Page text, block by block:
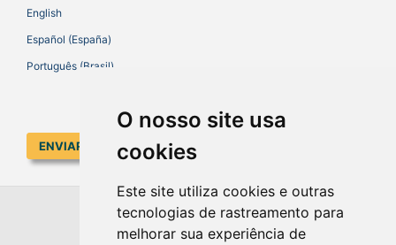
O nosso site usa
cookies
Este site utiliza cookies e outras
tecnologias de rastreamento para
melhorar sua experiência de
English
Español (España)
Português (Brasil)
ENVIAR SUBMISSÃO
EDUCAR EM REVISTA